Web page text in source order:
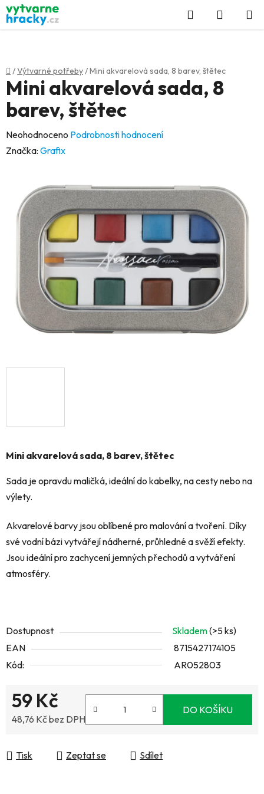
Přejít
na
obsah
Hledat
KOŠÍK
Domů
/Výtvarné potřeby/Mini akvarelová sada, 8 barev, štětec
Mini akvarelová sada, 8 barev, štětec
Sada je opravdu maličká, ideální do kabelky, na cesty nebo na
výlety.
Akvarelové barvy jsou oblíbené pro malování a tvoření. Díky
své vodní bázi vytvářejí nádherné, průhledné a svěží efekty.
Jsou ideální pro zachycení jemných přechodů a vytváření
atmosféry.
Dostupnost Skladem(>5 ks)
EAN
8715427174105
Kód:
AR052803
59 Kč
48,76 Kč bez DPH
DO KOŠÍKU
Tisk Zeptat se Sdílet
Mini akvarelová sada, 8
barev, štětec
Průměrné
hodnocení
hvězdiček.
Neohodnoceno Podrobnosti hodnocení
Značka: Grafix